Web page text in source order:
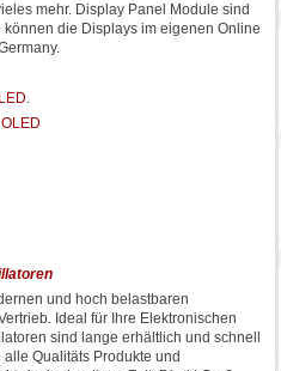
mehr. Display Panel Module sind
die Displays im eigenen Online
.
und hoch belastbaren
Ideal für Ihre Elektronischen
sind lange erhältlich und schnell
Qualitäts Produkte und